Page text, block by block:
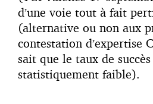
d’une voie tout à fait
(alternative ou non aux
contestation d’expertise
sait que le taux de
statistiquement faible).